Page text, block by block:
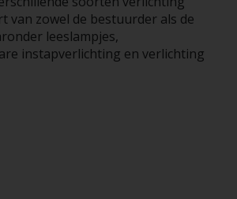
van zowel de bestuurder als de
leeslampjes,
instapverlichting en verlichting